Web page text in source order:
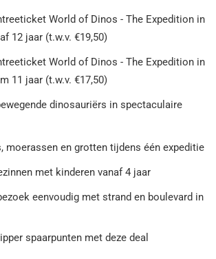
World of Dinos - The Expedition in
12 jaar (t.w.v. €19,50)
World of Dinos - The Expedition in
11 jaar (t.w.v. €17,50)
dinosauriërs in spectaculaire
moerassen en grotten tijdens één expeditie
met kinderen vanaf 4 jaar
eenvoudig met strand en boulevard in
spaarpunten met deze deal